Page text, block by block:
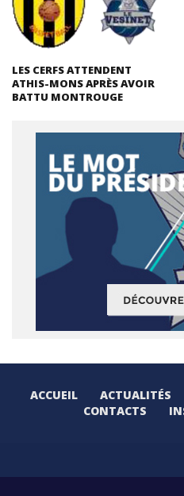
LES CERFS ATTENDENT
ATHIS-MONS APRÈS AVOIR
BATTU MONTROUGE
ACCUEIL ACTUALITÉS
CONTACTS